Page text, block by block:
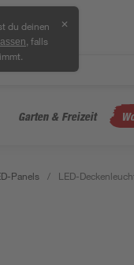
du deinen
, falls
✕
Garten & Freizeit
Panels / LED-